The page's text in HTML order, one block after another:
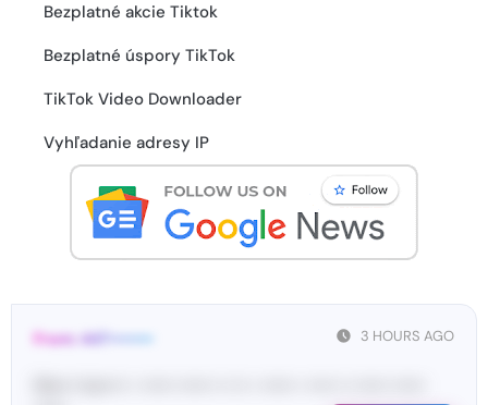
Bezplatné akcie Tiktok
Bezplatné úspory TikTok
TikTok Video Downloader
Vyhľadanie adresy IP
3 HOURS AGO
From: 447••••••••